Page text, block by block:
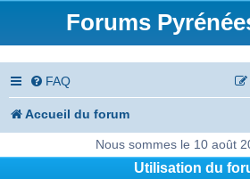
Forums
FAQ
Accueil du forum
Nous sommes le 10 août
Utilisation du